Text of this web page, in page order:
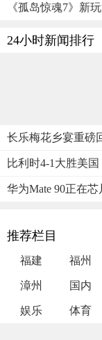
《孤岛惊魂7》新
24小时新闻排行
长乐梅花乡宴重磅
比利时4-1大胜美
华为Mate 90正在
推荐栏目
福建 福州
漳州 国内
娱乐 体育